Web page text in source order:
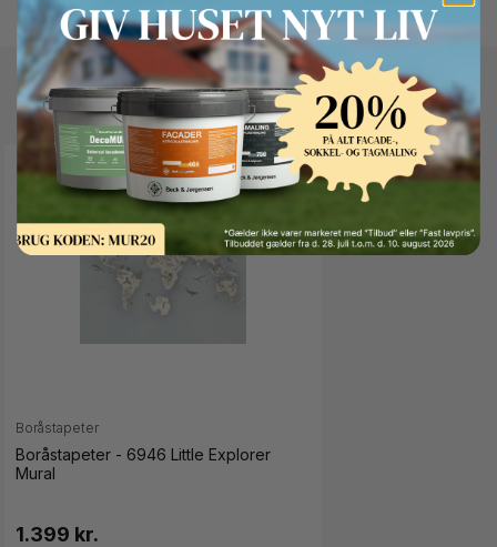
Andre kunder kigger også på
Boråstapeter
Boråstapeter - 6946 Little Explorer
Mural
1.399 kr.
Button Text